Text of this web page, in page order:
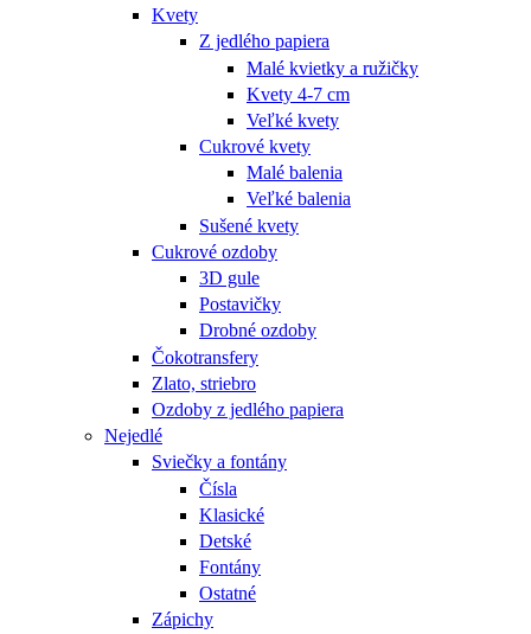
Kvety
Z jedlého papiera
Malé kvietky a ružičky
Kvety 4-7 cm
Veľké kvety
Cukrové kvety
Malé balenia
Veľké balenia
Sušené kvety
Cukrové ozdoby
3D gule
Postavičky
Drobné ozdoby
Čokotransfery
Zlato, striebro
Ozdoby z jedlého papiera
Nejedlé
Sviečky a fontány
Čísla
Klasické
Detské
Fontány
Ostatné
Zápichy